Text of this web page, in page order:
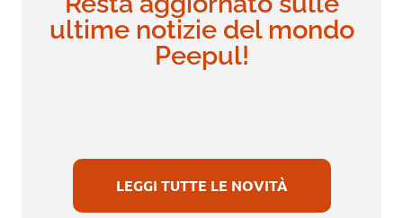
ultime notizie del mondo
Peepul!
LEGGI TUTTE LE NOVITÀ